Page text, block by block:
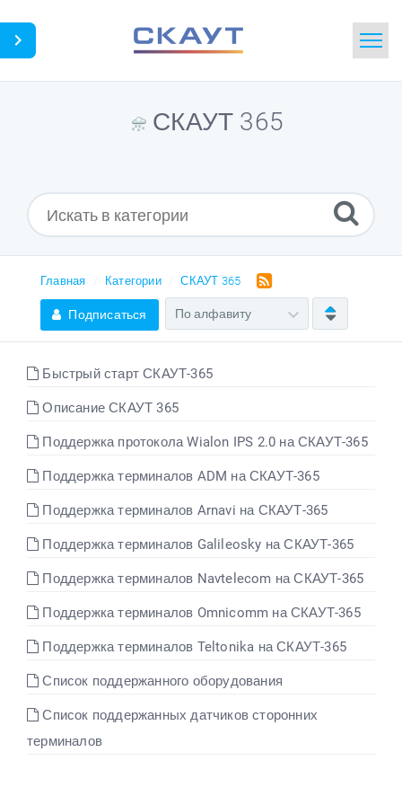
Словарь
Идея
Русский
СКАУТ 365
Главная Категории СКАУТ 365
Подписаться
Быстрый старт СКАУТ-365
Описание СКАУТ 365
Поддержка протокола Wialon IPS 2.0 на СКАУТ-365
Поддержка терминалов ADM на СКАУТ-365
Поддержка терминалов Arnavi на СКАУТ-365
Поддержка терминалов Galileosky на СКАУТ-365
Поддержка терминалов Navtelecom на СКАУТ-365
Поддержка терминалов Omnicomm на СКАУТ-365
Поддержка терминалов Teltonika на СКАУТ-365
Список поддержанного оборудования
Список поддержанных датчиков сторонних
терминалов